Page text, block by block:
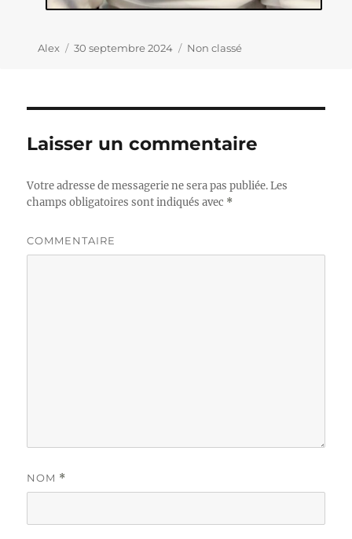
Auteur
Alex
Publié
30 septembre 2024 Catégories
Non classé
Laisser un commentaire
Votre adresse de messagerie ne sera pas publiée.Les
champs obligatoires sont indiqués avec *
COMMENTAIRE
NOM *